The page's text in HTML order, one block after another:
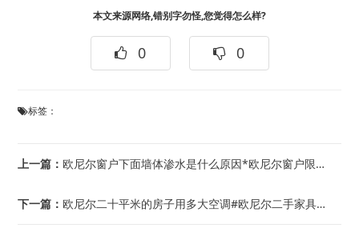
本文来源网络,错别字勿怪,您觉得怎么样?
0 0
标签：
上一篇：欧尼尔窗户下面墙体渗水是什么原因*欧尼尔窗户限位器安装步骤有哪些
下一篇：欧尼尔二十平米的房子用多大空调#欧尼尔二手家具衣柜怎么消毒